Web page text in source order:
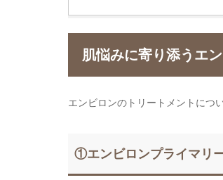
肌悩みに寄り添うエ
エンビロンのトリートメントにつ
①エンビロンプライマリ